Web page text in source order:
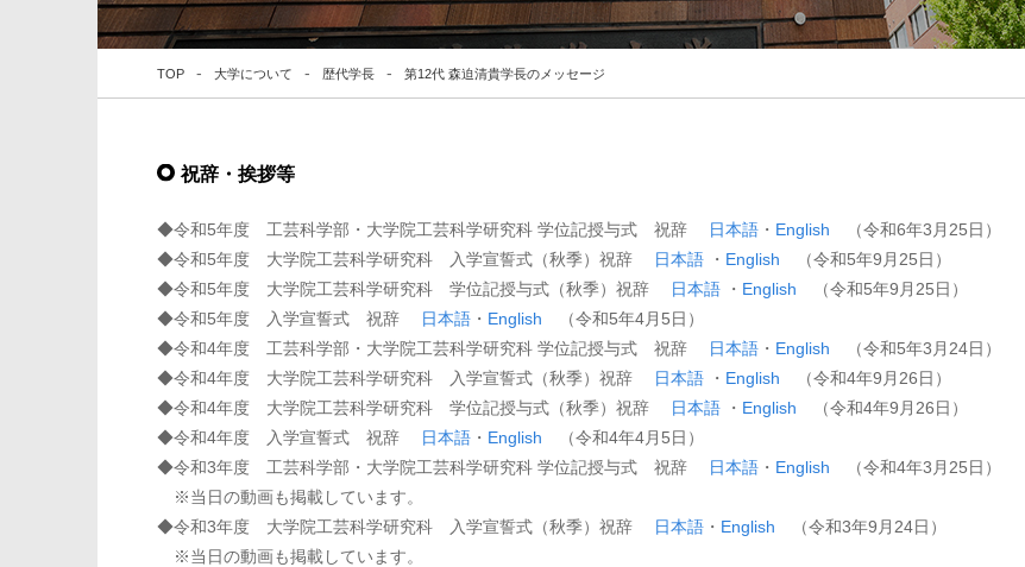
TOP 大学について 歴代学長 第12代 森迫清貴学長のメッセージ
祝辞・挨拶等
◆令和5年度 工芸科学部・大学院工芸科学研究科 学位記授与式 祝辞 日本語 ・ English （令和6年3月25日）
◆令和5年度 大学院工芸科学研究科 入学宣誓式（秋季）祝辞
日本語 ・ English （令和5年9月25日）
◆令和5年度 大学院工芸科学研究科 学位記授与式（秋季）祝辞
日本語 ・ English （令和5年9月25日）
◆令和5年度 入学宣誓式 祝辞
日本語 ・ English （令和5年4月5日）
◆令和4年度 工芸科学部・大学院工芸科学研究科 学位記授与式 祝辞
日本語 ・ English （令和5年3月24日）
◆令和4年度 大学院工芸科学研究科 入学宣誓式（秋季）祝辞
日本語 ・ English （令和4年9月26日）
◆令和4年度 大学院工芸科学研究科 学位記授与式（秋季）祝辞
日本語 ・ English （令和4年9月26日）
◆令和4年度 入学宣誓式 祝辞
日本語 ・ English （令和4年4月5日）
◆令和3年度 工芸科学部・大学院工芸科学研究科 学位記授与式 祝辞
日本語 ・ English （令和4年3月25日）
※当日の動画も掲載しています。
◆令和3年度 大学院工芸科学研究科 入学宣誓式（秋季）祝辞
日本語 ・ English （令和3年9月24日）
※当日の動画も掲載しています。